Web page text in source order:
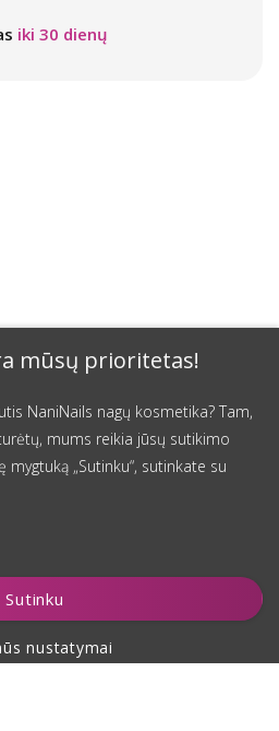
mūsų prioritetas!
NaniNails nagų kosmetika? Tam,
mums reikia jūsų sutikimo
„Sutinku“, sutinkate su
Sutinku
nustatymai
Stebėti
iki 30 dienų